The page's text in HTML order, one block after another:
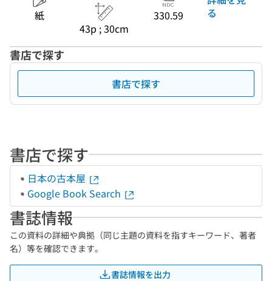
紙
43p ; 30cm
330.59
る
書店で探す
書店で探す
書店で探す
日本の古本屋
Google Book Search
書誌情報
この資料の詳細や典拠（同じ主題の資料を指すキーワード、著者
名）等を確認できます。
書誌情報を出力